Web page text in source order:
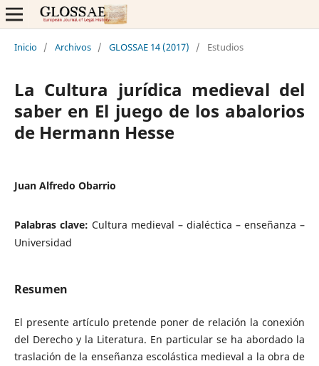
Inicio / Archivos / GLOSSAE 14 (2017) / Estudios
La Cultura jurídica medieval del
saber en El juego de los abalorios
de Hermann Hesse
Juan Alfredo Obarrio
Palabras clave: Cultura medieval – dialéctica – enseñanza –
Universidad
Resumen
El presente artículo pretende poner de relación la conexión
del Derecho y la Literatura. En particular se ha abordado la
traslación de la enseñanza escolástica medieval a la obra de